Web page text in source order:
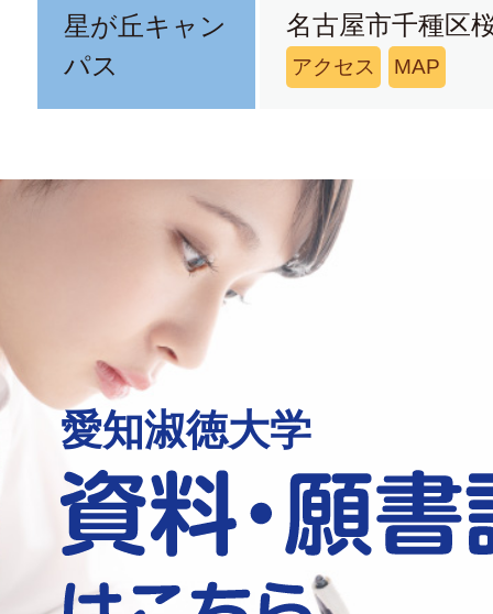
星が丘キャン
パス
名古屋市千種区
アクセス MAP
愛知淑徳大学